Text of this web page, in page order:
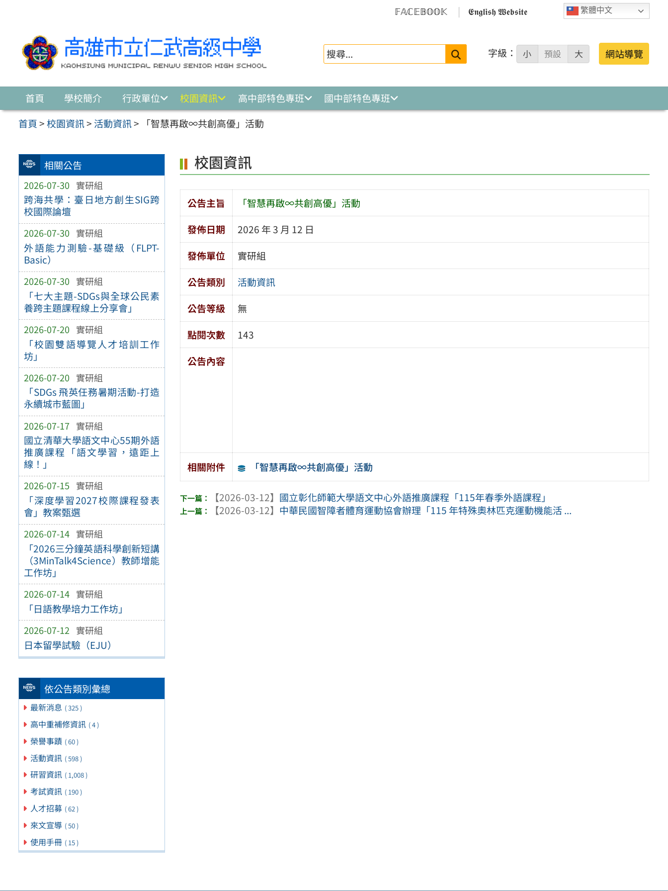
繁體中文
𝔽𝔸ℂ𝔼𝔹𝕆𝕆𝕂 𝕰𝖓𝖌𝖑𝖎𝖘𝖍 𝖂𝖊𝖇𝖘𝖎𝖙𝖊
搜
字級： 小 預設 大 網站導覽
首頁 學校簡介 行政單位 校園資訊 高中部特色專班
國中部特色專班
首頁>校園資訊> 活動資訊> 「智慧再啟∞共創高優」活動
相關公告
2026-07-30 實研組
跨海共學：臺日地方創生SIG跨
校國際論壇
2026-07-30 實研組
外語能力測驗-基礎級（FLPT-
Basic）
2026-07-30 實研組
「七大主題-SDGs與全球公民素
養跨主題課程線上分享會」
2026-07-20 實研組
「校園雙語導覽人才培訓工作
坊」
2026-07-20 實研組
「SDGs 飛英任務暑期活動-打造
永續城市藍圖」
2026-07-17 實研組
國立清華大學語文中心55期外語
推廣課程「語文學習，遠距上
線！」
2026-07-15 實研組
「深度學習2027校際課程發表
會」教案甄選
2026-07-14 實研組
「2026三分鐘英語科學創新短講
（3MinTalk4Science）教師增能
工作坊」
2026-07-14 實研組
「日語教學培力工作坊」
2026-07-12 實研組
日本留學試驗（EJU）
依公告類別彙總
最新消息 ( 325 )
高中重補修資訊 ( 4 )
榮譽事蹟 ( 60 )
活動資訊 ( 598 )
研習資訊 ( 1,008 )
考試資訊 ( 190 )
人才招募 ( 62 )
來文宣導 ( 50 )
使用手冊 ( 15 )
校園資訊
公告主旨
「智慧再啟∞共創高優」活動
發佈日期
2026 年 3 月 12 日
發佈單位
實研組
公告類別
活動資訊
公告等級
無
點閱次數
143
公告內容
相關附件 「智慧再啟∞共創高優」活動
【2026-03-12】 國立彰化師範大學語文中心外語推廣課程「115年春季外語課程」
【2026-03-12】 中華民國智障者體育運動協會辦理「115 年特殊奧林匹克運動機能活 ...